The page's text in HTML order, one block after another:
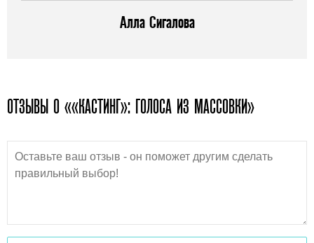
Алла Сигалова
ОТЗЫВЫ О ««КАСТИНГ»: ГОЛОСА ИЗ МАССОВКИ»